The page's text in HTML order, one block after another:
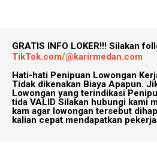
GRATIS INFO LOKER!!! Silakan
TikTok.com/@karirmedan.com
Hati-hati Penipuan Lowongan
Tidak dikenakan Biaya Apapun.
Lowongan yang terindikasi
tida VALID Silakan hubungi kami
kam agar lowongan tersebut
kalian cepat mendapatkan